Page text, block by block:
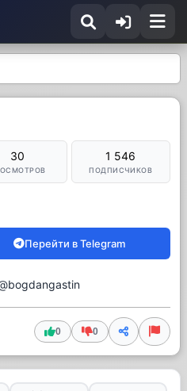
30 1 546
ПОДПИСЧИКОВ
Перейти в Telegram
0 0